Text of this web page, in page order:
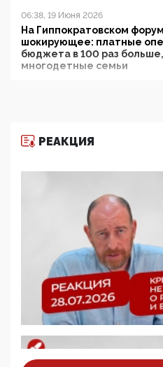
06:38, 19 Июня 2026
На Гиппократовском
шокирующее: платные
бюджета в 100 раз
многодетные семьи
11:53, 09 Июня 2026
деятельность ИИТО
цифроглобалисты
повестку в образовании
09:43, 01 Июня 2026
5G за счет здоровья
отобрать у регионов и
защищать жилые дома и
05:58, 26 Мая 2026
Роскомнадзор освободили
деструктивным и опасным
07:39, 25 Мая 2026
РЕАКЦИЯ